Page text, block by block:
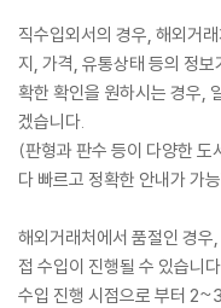
직수입외서의 경우, 해외거
지, 가격, 유통상태 등의 정
확한 확인을 원하시는 경우,
겠습니다.
(판형과 판수 등이 다양한 도
다 빠르고 정확한 안내가 가
해외거래처에서 품절인 경우
접 수입이 진행될 수 있습니
수입 진행 시점으로 부터